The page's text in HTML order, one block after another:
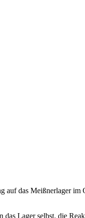
auf das Meißnerlager
Lager selbst, die